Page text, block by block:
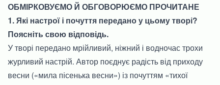
ОБМІРКОВУЄМО Й ОБГОВОРЮЄМО ПРОЧИТАНЕ
1. Які настрої і почуття передано у цьому творі?
Поясніть свою відповідь.
У творі передано мрійливий, ніжний і водночас трохи
журливий настрій. Автор поєднує радість від приходу
весни («мила пісенька весни») із почуттям «тихої